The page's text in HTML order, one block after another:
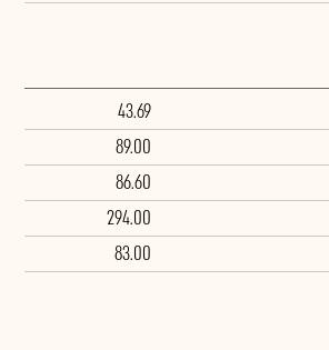
43.69
89.00
86.60
294.00
83.00